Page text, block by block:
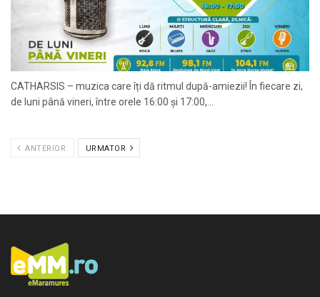
CATHARSIS – muzica care îți dă ritmul după-amiezii! În fiecare zi,
de luni până vineri, între orele 16:00 și 17:00,...
ANTERIOR URMATOR